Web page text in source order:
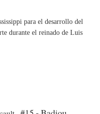
para el desarrollo del
durante el reinado de Luis